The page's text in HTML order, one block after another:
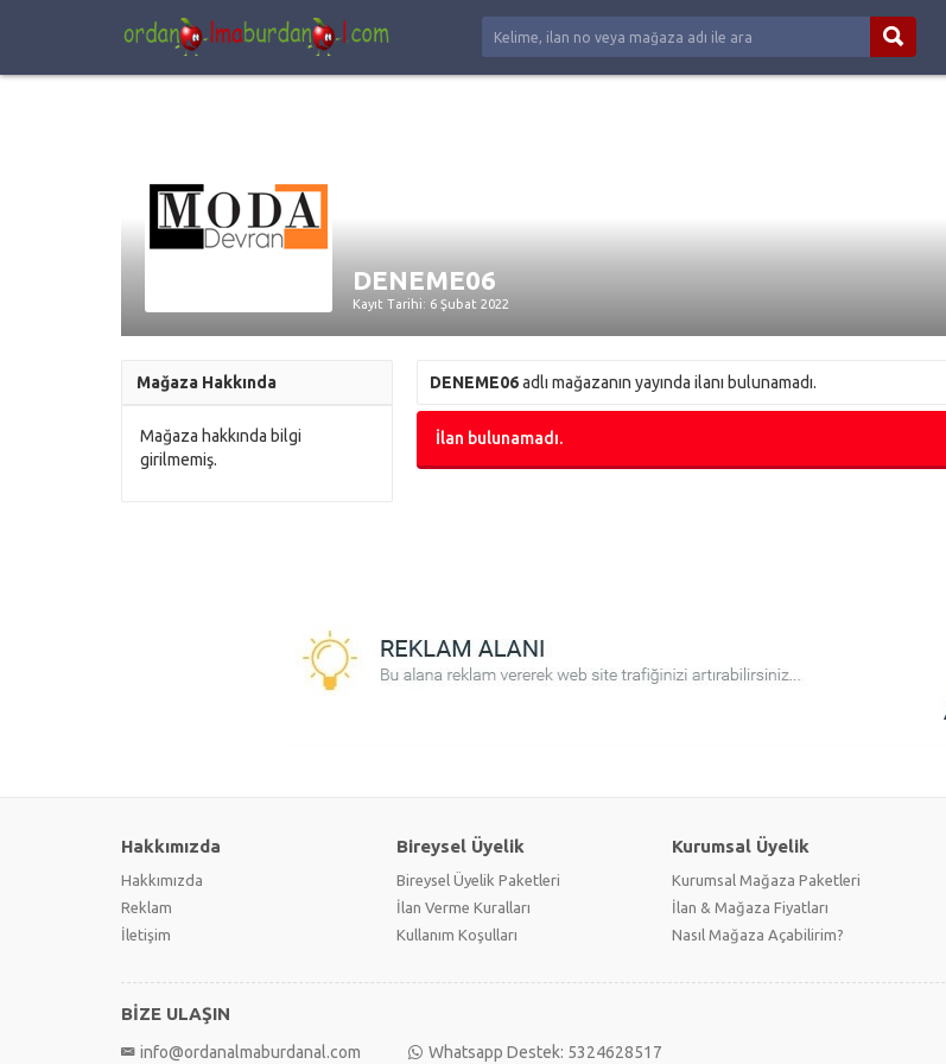
DENEME06
Kayıt Tarihi: 6 Şubat 2022
Mağaza Hakkında
Mağaza hakkında bilgi
girilmemiş.
DENEME06adlı mağazanın yayında ilanı bulunamadı.
İlan bulunamadı.
Hakkımızda
Hakkımızda
Reklam
İletişim
Bireysel Üyelik
Bireysel Üyelik Paketleri
İlan Verme Kuralları
Kullanım Koşulları
Kurumsal Üyelik
Kurumsal Mağaza Paketleri
İlan & Mağaza Fiyatları
Nasıl Mağaza Açabilirim?
BİZE ULAŞIN
info@ordanalmaburdanal.com Whatsapp Destek: 5324628517